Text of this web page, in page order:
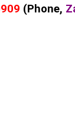
(Phone,